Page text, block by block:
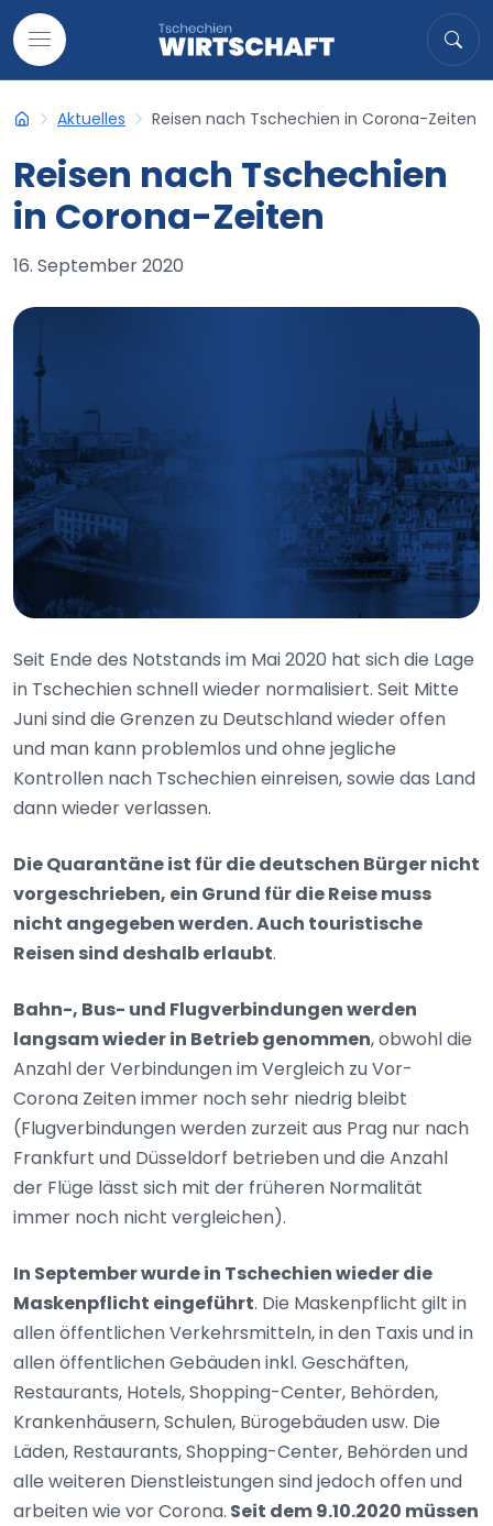
Auf Inhalt übergehen
Suche
Aktuelles Reisen nach Tschechien in Corona-Zeiten
Reisen nach Tschechien
in Corona-Zeiten
16. September 2020
Seit Ende des Notstands im Mai 2020 hat sich die Lage
in Tschechien schnell wieder normalisiert. Seit Mitte
Juni sind die Grenzen zu Deutschland wieder offen
und man kann problemlos und ohne jegliche
Kontrollen nach Tschechien einreisen, sowie das Land
dann wieder verlassen.
Die Quarantäne ist für die deutschen Bürger nicht
vorgeschrieben, ein Grund für die Reise muss
nicht angegeben werden. Auch touristische
Reisen sind deshalb erlaubt.
Bahn-, Bus- und Flugverbindungen werden
langsam wieder in Betrieb genommen, obwohl die
Anzahl der Verbindungen im Vergleich zu Vor-
Corona Zeiten immer noch sehr niedrig bleibt
(Flugverbindungen werden zurzeit aus Prag nur nach
Frankfurt und Düsseldorf betrieben und die Anzahl
der Flüge lässt sich mit der früheren Normalität
immer noch nicht vergleichen).
In September wurde in Tschechien wieder die
Maskenpflicht eingeführt. Die Maskenpflicht gilt in
allen öffentlichen Verkehrsmitteln, in den Taxis und in
allen öffentlichen Gebäuden inkl. Geschäften,
Restaurants, Hotels, Shopping-Center, Behörden,
Krankenhäusern, Schulen, Bürogebäuden usw. Die
Läden, Restaurants, Shopping-Center, Behörden und
alle weiteren Dienstleistungen sind jedoch offen und
arbeiten wie vor Corona. Seit dem 9.10.2020 müssen